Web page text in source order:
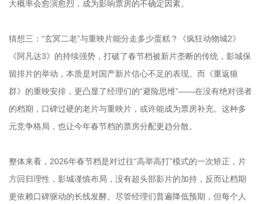
大概率会愈演愈烈，成为影响票房的不确定因素。
猜想三：“玄冥二老”与重映片能分走多少蛋糕？《疯狂动物城2》
《阿凡达3》的持续强势，打破了春节档被新片垄断的传统，影城保
留排片的举动，本质是对国产新片信心不足的表现。而《重返狼
群》的重映安排，更凸显了经理们的“避险思维”——在没有绝对强者
的档期，口碑过硬的老片与重映片，或许能成为票房补充。这种多
元竞争格局，也让今年春节档的票房分配更趋分散。
整体来看，2026年春节档是对过往“高举高打”模式的一次矫正，片
方回归理性，影城谨慎布局，没有超头部影片的加持，反而让档期
更依赖口碑驱动的长线发酵。尽管经理们普遍降低预期，但每个人